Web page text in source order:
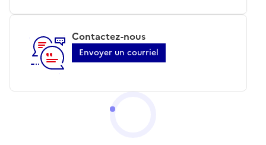
Contactez-nous
Envoyer un courriel